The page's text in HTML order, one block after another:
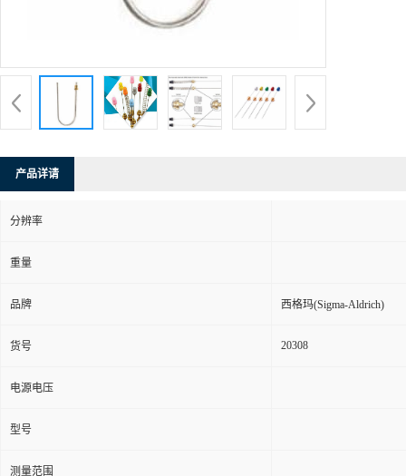
产品详请
分辨率
重量
品牌 西格玛(Sigma-Aldrich)
货号 20308
电源电压
型号
测量范围